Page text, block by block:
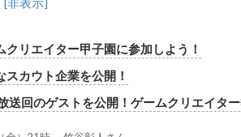
クリエイター甲子園に参加しよう！
スカウト企業を公開！
送回のゲストを公開！ゲームクリエイタ